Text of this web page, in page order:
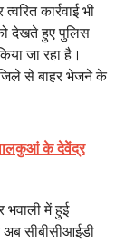
कार्रवाई भी
देखते हुए पुलिस
जा रहा है।
जिले से बाहर भेजने के
के देवेंद्र
भवाली में हुई
सीबीसीआईडी